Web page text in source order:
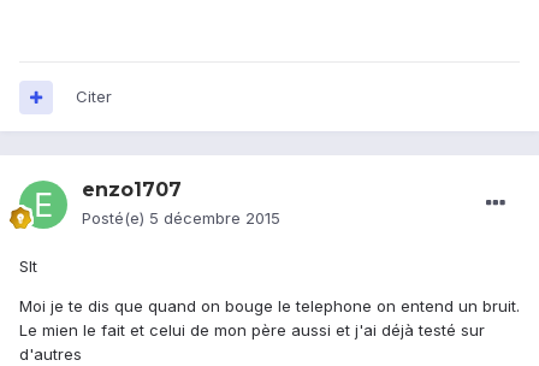
Citer
enzo1707
Posté(e) 5 décembre 2015
Slt
Moi je te dis que quand on bouge le telephone on entend un bruit.
Le mien le fait et celui de mon père aussi et j'ai déjà testé sur
d'autres